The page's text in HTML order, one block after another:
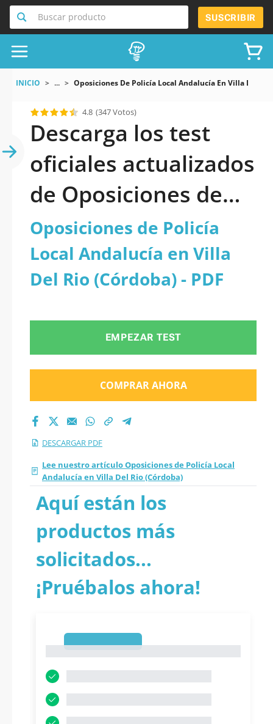
Buscar producto SUSCRIBIR
INICIO ... Oposiciones De Policía Local Andalucía En Villa Del
4.8 (347 Votos)
Descarga los test
oficiales actualizados
de Oposiciones de
Policía Local
Andalucía en Villa
Del Rio (Córdoba)
2026 en PDF
Oposiciones de Policía
Local Andalucía en Villa
Del Rio (Córdoba) - PDF
EMPEZAR TEST
COMPRAR AHORA
DESCARGAR PDF
Lee nuestro artículo Oposiciones de Policía Local
Andalucía en Villa Del Rio (Córdoba)
Aquí están los
productos más
solicitados...
¡Pruébalos ahora!